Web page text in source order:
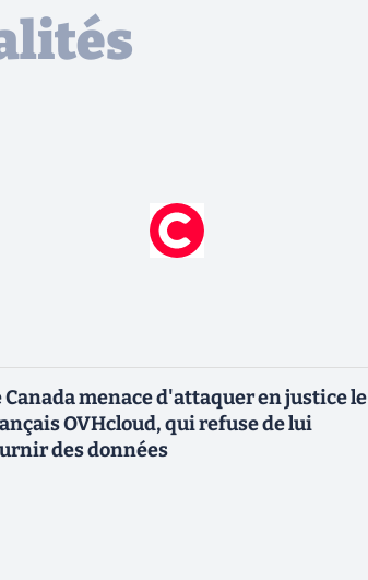
Canada menace d'attaquer en justice le
OVHcloud, qui refuse de lui
des données